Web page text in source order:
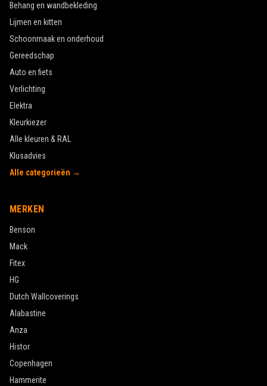
Behang en wandbekleding
Lijmen en kitten
Schoonmaak en onderhoud
Gereedschap
Auto en fiets
Verlichting
Elektra
Kleurkiezer
Alle kleuren & RAL
Klusadvies
Alle categorieën →
MERKEN
Benson
Mack
Fitex
HG
Dutch Wallcoverings
Alabastine
Anza
Histor
Copenhagen
Hammerite